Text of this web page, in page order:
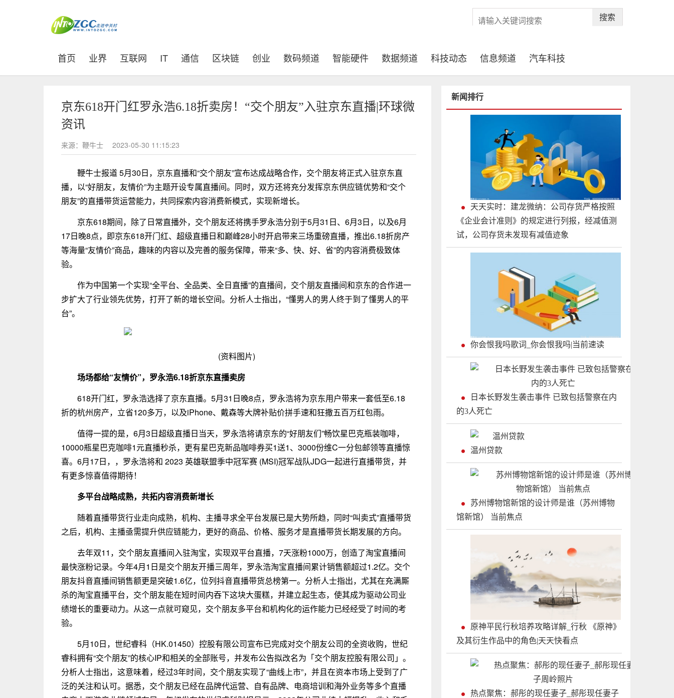
搜索
首页 (current)
业界 互联网 IT 通信 区块链 创业 数码频道 智能硬件 数据频道 科技动态 信息频道 汽车科技
京东618开门红罗永浩6.18折卖房！“交个朋友”入驻京东直播|环球微
资讯
来源：鞭牛士 2023-05-30 11:15:23
鞭牛士报道 5月30日，京东直播和“交个朋友”宣布达成战略合作，交个朋友将正式入驻京东直
播，以“好朋友，友情价”为主题开设专属直播间。同时，双方还将充分发挥京东供应链优势和“交个
朋友”的直播带货运营能力，共同探索内容消费新模式，实现新增长。
京东618期间，除了日常直播外，交个朋友还将携手罗永浩分别于5月31日、6月3日，以及6月
17日晚8点，即京东618开门红、超级直播日和巅峰28小时开启带来三场重磅直播，推出6.18折房产
等海量“友情价”商品，趣味的内容以及完善的服务保障，带来“多、快、好、省”的内容消费极致体
验。
作为中国第一个实现“全平台、全品类、全日直播”的直播间，交个朋友直播间和京东的合作进一
步扩大了行业领先优势，打开了新的增长空间。分析人士指出，“懂男人的男人终于到了懂男人的平
台”。
(资料图片)
场场都给“友情价”，罗永浩6.18折京东直播卖房
618开门红，罗永浩选择了京东直播。5月31日晚8点，罗永浩将为京东用户带来一套低至6.18
折的杭州房产，立省120多万，以及iPhone、戴森等大牌补贴价拼手速和狂撒五百万红包雨。
值得一提的是，6月3日超级直播日当天，罗永浩将请京东的“好朋友们”畅饮星巴克瓶装咖啡，
10000瓶星巴克咖啡1元直播秒杀，更有星巴克新品咖啡券买1送1、3000份维C一分包邮领等直播惊
喜。6月17日，，罗永浩将和 2023 英雄联盟季中冠军赛 (MSI)冠军战队JDG一起进行直播带货，并
有更多惊喜值得期待！
多平台战略成熟，共拓内容消费新增长
随着直播带货行业走向成熟，机构、主播寻求全平台发展已是大势所趋，同时“叫卖式”直播带货
之后，机构、主播亟需提升供应链能力，更好的商品、价格、服务才是直播带货长期发展的方向。
去年双11，交个朋友直播间入驻淘宝，实现双平台直播，7天涨粉1000万，创造了淘宝直播间
最快涨粉记录。今年4月1日是交个朋友开播三周年，罗永浩淘宝直播间累计销售额超过1.2亿。交个
朋友抖音直播间销售额更是突破1.6亿，位列抖音直播带货总榜第一。分析人士指出，尤其在充满厮
杀的淘宝直播平台，交个朋友能在短时间内吞下这块大蛋糕，并建立起生态，使其成为驱动公司业
绩增长的重要动力。从这一点就可窥见，交个朋友多平台和机构化的运作能力已经经受了时间的考
验。
5月10日，世纪睿科（HK.01450）控股有限公司宣布已完成对交个朋友公司的全资收购，世纪
睿科拥有“交个朋友”的核心IP和相关的全部账号，并发布公告拟改名为「交个朋友控股有限公司」。
分析人士指出，这意味着，经过3年时间，交个朋友实现了“曲线上市”，并且在资本市场上受到了广
泛的关注和认可。据悉，交个朋友已经在品牌代运营、自有品牌、电商培训和海外业务等多个直播
新闻排行
天天实时：建龙微纳：公司存货严格按照
《企业会计准则》的规定进行列报，经减值测
试，公司存货未发现有减值迹象
你会恨我吗歌词_你会恨我吗|当前速读
日本长野发生袭击事件 已致包括警察在内
的3人死亡
温州贷款
苏州博物馆新馆的设计师是谁（苏州博物
馆新馆） 当前焦点
原神平民行秋培养攻略详解_行秋 《原神》
及其衍生作品中的角色|天天快看点
热点聚焦：郝彤的现任妻子_郝彤现任妻子